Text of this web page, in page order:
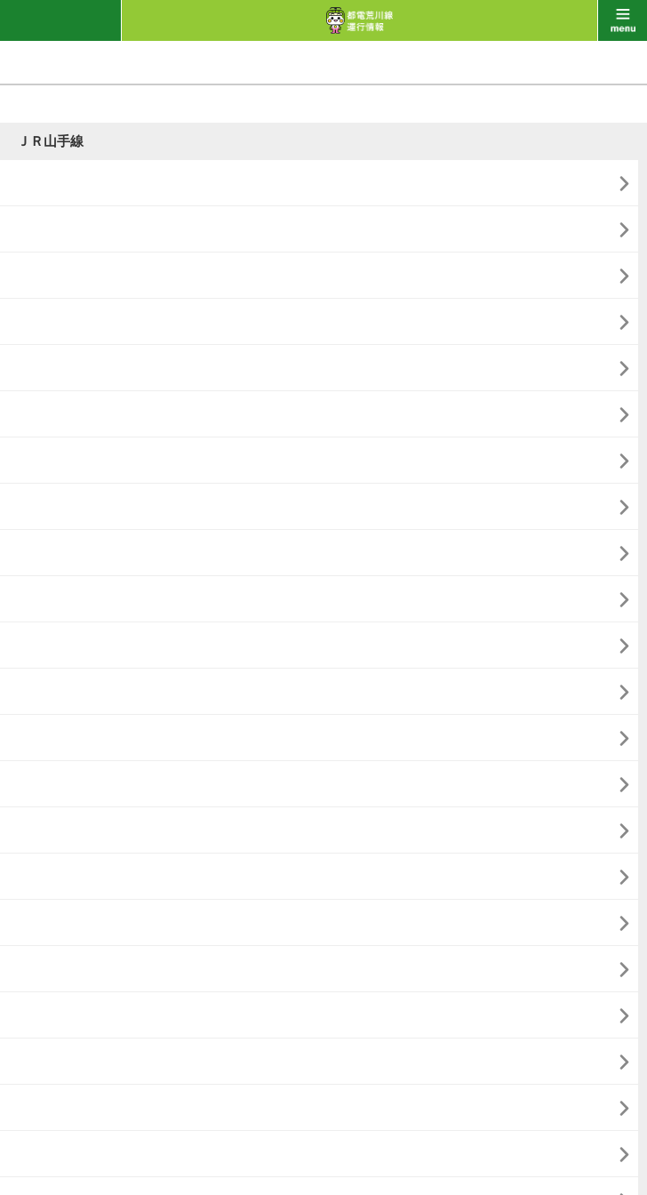
ＪＲ山手線





















